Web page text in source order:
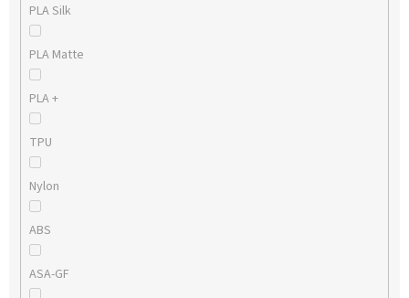
PLA Silk
PLA Matte
PLA +
TPU
Nylon
ABS
ASA-GF